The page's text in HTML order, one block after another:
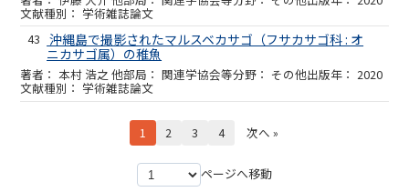
学術雑誌論文
43 沖縄島で撮影されたマルスベカサゴ（フサカサゴ科 : オ
ニカサゴ属）の稚魚
本村 浩之 他 関連学協会等 その他 2020
学術雑誌論文
1 2 3 4 次へ »
ページへ移動